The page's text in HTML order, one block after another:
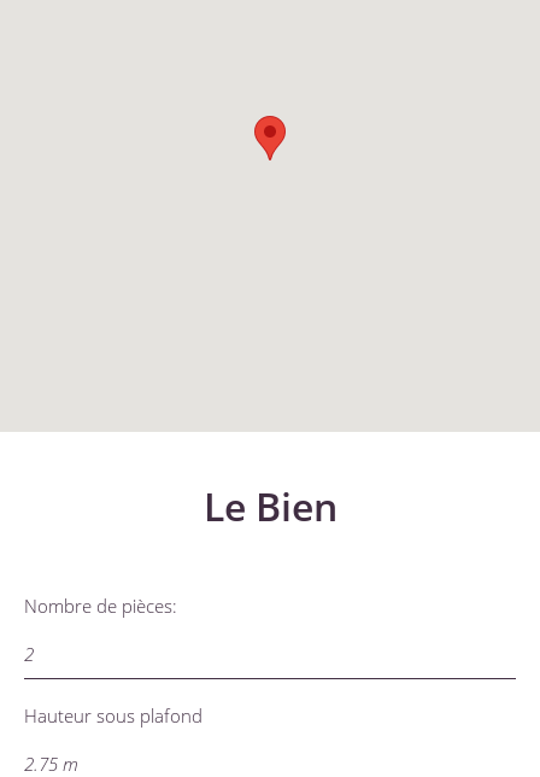
Le Bien
Nombre de pièces:
2
Hauteur sous plafond
2.75 m